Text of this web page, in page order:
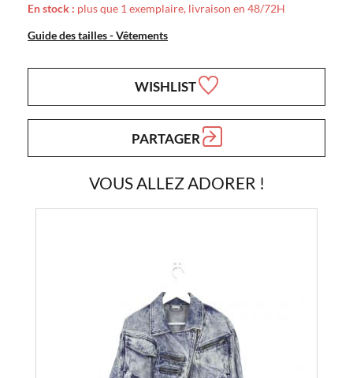
En stock : plus que 1 exemplaire, livraison en 48/72H
Guide des tailles - Vêtements
WISHLIST
PARTAGER
VOUS ALLEZ ADORER !